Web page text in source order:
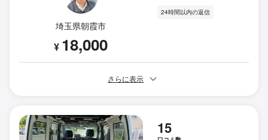
埼玉県朝霞市
¥ 18,000
24時間以内の返信
さらに表示
15